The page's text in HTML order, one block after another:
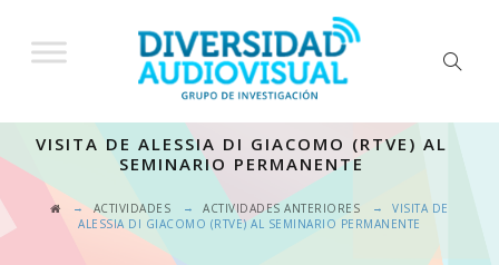
VISITA DE ALESSIA DI GIACOMO (RTVE) AL
SEMINARIO PERMANENTE
→ACTIVIDADES → ACTIVIDADES ANTERIORES → VISITA DE
ALESSIA DI GIACOMO (RTVE) AL SEMINARIO PERMANENTE